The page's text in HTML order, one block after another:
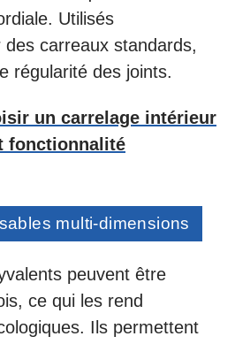
Utilisés
carreaux standards,
régularité des joints.
un carrelage intérieur
fonctionnalité
multi-dimensions
peuvent être
ce qui les rend
Ils permettent